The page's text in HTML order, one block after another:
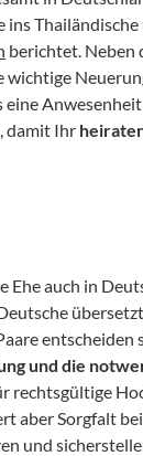
ins Thailändische
berichtet. Neben
wichtige
damit Ihr
Ehe auch in
entscheiden
und die
aber Sorgfalt
und